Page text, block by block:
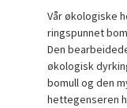
Vår økologiske
ringspunnet
Den
økologisk
bomull og den
hettegenseren